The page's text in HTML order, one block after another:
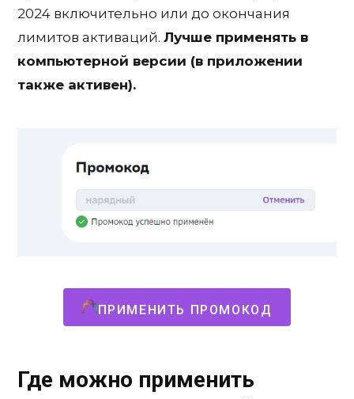
2024 включительно или до окончания
лимитов активаций. Лучше применять в
компьютерной версии (в приложении
также активен).
ПРИМЕНИТЬ ПРОМОКОД
Где можно применить